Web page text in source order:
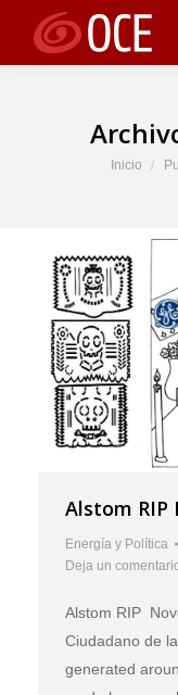
Estás aquí:
Inicio
Alstom RIP
Energía y Política
Deja un
Alstom RIP
Ciudadano de
generated